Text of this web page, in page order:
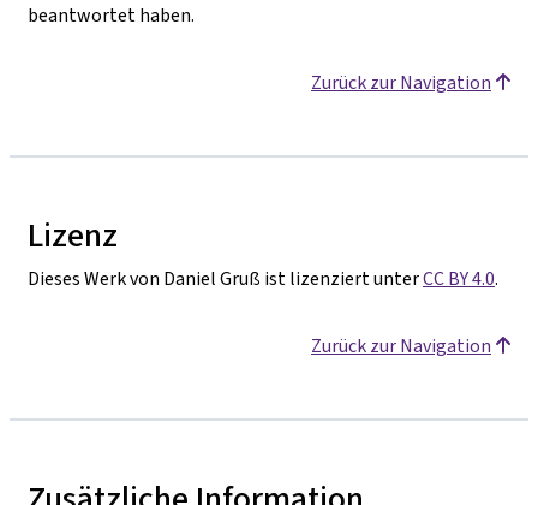
beantwortet haben.
Zurück zur Navigation
Lizenz
Dieses Werk von Daniel Gruß ist lizenziert unterCC BY 4.0.
Zurück zur Navigation